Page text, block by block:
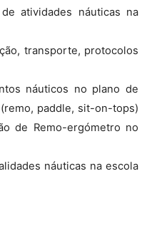
atividades náuticas na
transporte, protocolos
náuticos no plano de
paddle, sit-on-tops)
de Remo-ergómetro no
náuticas na escola